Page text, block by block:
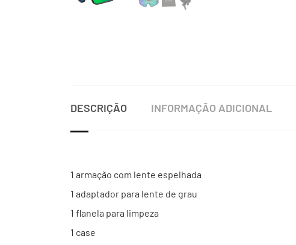
DESCRIÇÃO INFORMAÇÃO ADICIONAL
1 armação com lente espelhada
1 adaptador para lente de grau
1 flanela para limpeza
1 case